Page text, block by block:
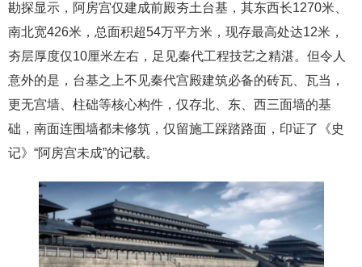
勘探显示，阿房宫仅建成前殿夯土台基，其东西长1270米、
南北宽426米，总面积超54万平方米，现存最高处达12米，
夯层厚度仅10厘米左右，足见秦代工程技艺之精湛。但令人
意外的是，台基之上不见秦代宫殿建筑必备的砖瓦、瓦当，
更无宫墙、柱础等核心构件，仅存北、东、西三面墙的基
础，南面连围墙都未修筑，仅留施工踩踏路面，印证了《史
记》“阿房宫未成”的记载。